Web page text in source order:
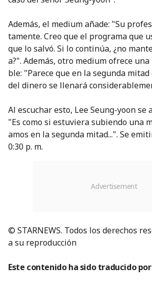
Además, el medium añade: "Su
tamente. Creo que el programa que
que lo salvó. Si lo continúa, ¿no
a?". Además, otro medium ofrece
ble: "Parece que en la segunda
del dinero se llenará
Al escuchar esto, Lee Seung-yoon se
"Es como si estuviera subiendo una
amos en la segunda mitad...". Se
0:30 p. m.
© STARNEWS. Todos los derechos
a su reproducción
Este contenido ha sido traducido